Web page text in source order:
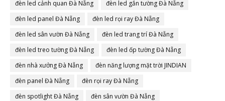
đèn led cảnh quan Đà Nẵng
đèn led gắn tường Đà Nẵng
đèn led panel Đà Nẵng
đèn led rọi ray Đà Nẵng
đèn led sân vườn Đà Nẵng
đèn led trang trí Đà Nẵng
đèn led treo tường Đà Nẵng
đèn led ốp tường Đà Nẵng
đèn nhà xưởng Đà Nẵng
đèn năng lượng mặt trời JINDIAN
đèn panel Đà Nẵng
đèn rọi ray Đà Nẵng
đèn spotlight Đà Nẵng
đèn sân vườn Đà Nẵng